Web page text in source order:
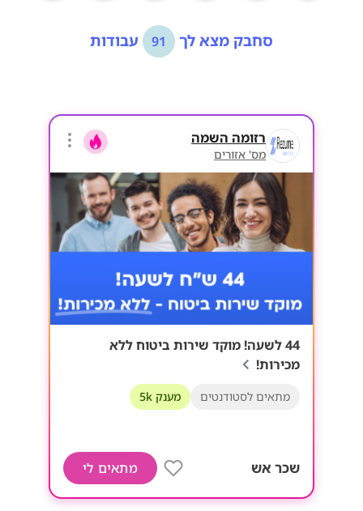
סחבק מצא לך 91 עבודות
רזומה השמה
מס' אזורים
44 לשעה! מוקד שירות ביטוח ללא
מכירות!
מתאים לסטודנטים מענק 5k
שכר אש מתאים לי